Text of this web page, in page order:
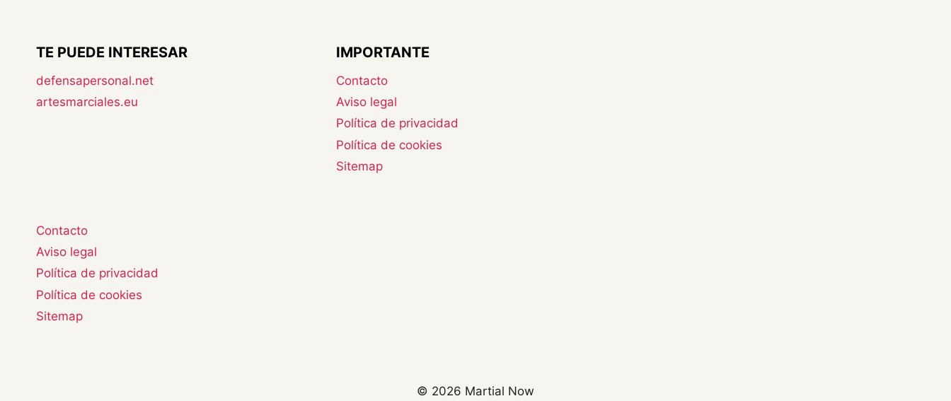
TE PUEDE INTERESAR
defensapersonal.net
artesmarciales.eu
IMPORTANTE
Contacto
Aviso legal
Política de privacidad
Política de cookies
Sitemap
Contacto
Aviso legal
Política de privacidad
Política de cookies
Sitemap
© 2026 Martial Now